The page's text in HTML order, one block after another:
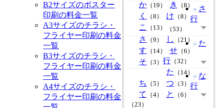
か （19） き （8）
く （8） け （8）
こ （13）
さ
行
（53）
さ （9） し （21）
す （14） せ（6）
そ （3）
た
行 （32）
た （14）
ち （5） つ （3）
て （4） と （6）
な
行
（23）
B2サイズのポスター
印刷の料金一覧
A3サイズのチラシ・
フライヤー印刷の料金
一覧
B3サイズのチラシ・
フライヤー印刷の料金
一覧
A4サイズのチラシ・
フライヤー印刷の料金